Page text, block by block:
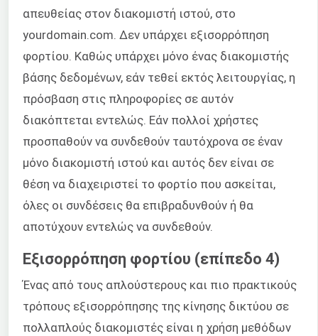
απευθείας στον διακομιστή ιστού, στο
yourdomain.com. Δεν υπάρχει εξισορρόπηση
φορτίου. Καθώς υπάρχει μόνο ένας διακομιστής
βάσης δεδομένων, εάν τεθεί εκτός λειτουργίας, η
πρόσβαση στις πληροφορίες σε αυτόν
διακόπτεται εντελώς. Εάν πολλοί χρήστες
προσπαθούν να συνδεθούν ταυτόχρονα σε έναν
μόνο διακομιστή ιστού και αυτός δεν είναι σε
θέση να διαχειριστεί το φορτίο που ασκείται,
όλες οι συνδέσεις θα επιβραδυνθούν ή θα
αποτύχουν εντελώς να συνδεθούν.
Εξισορρόπηση φορτίου (επίπεδο 4)
Ένας από τους απλούστερους και πιο πρακτικούς
τρόπους εξισορρόπησης της κίνησης δικτύου σε
πολλαπλούς διακομιστές είναι η χρήση μεθόδων